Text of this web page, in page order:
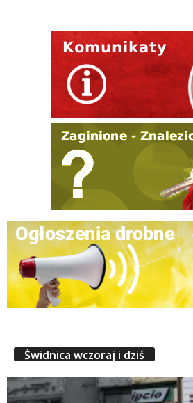
Świdnica wczoraj i dziś